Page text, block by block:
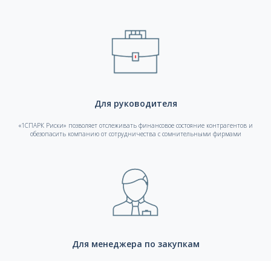
Для руководителя
«1СПАРК Риски» позволяет отслеживать финансовое состояние контрагентов и
обезопасить компанию от сотрудничества с сомнительными фирмами
Для менеджера по закупкам